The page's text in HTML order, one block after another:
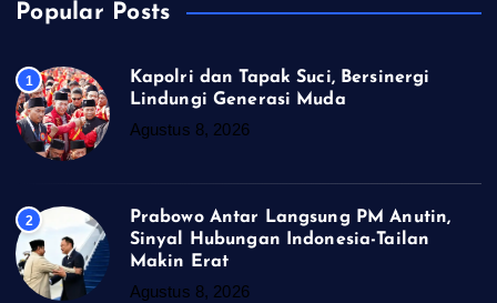
Popular Posts
1
Kapolri dan Tapak Suci, Bersinergi
Lindungi Generasi Muda
Agustus 8, 2026
2
Prabowo Antar Langsung PM Anutin,
Sinyal Hubungan Indonesia-Tailan
Makin Erat
Agustus 8, 2026